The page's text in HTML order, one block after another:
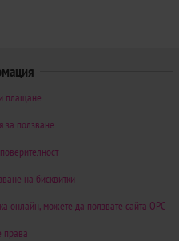
плащане
за ползване
на бисквитки
онлайн, можете да ползвате сайта ОРС
права